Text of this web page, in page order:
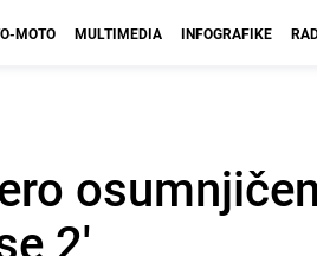
MOTO MULTIMEDIA INFOGRAFIKE
2'